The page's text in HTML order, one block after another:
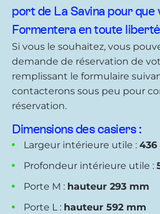
port de La Savina pour que
Formentera en toute
Si vous le souhaitez, vous
demande de réservation de
remplissant le formulaire
contacterons sous peu pour
réservation.
Dimensions des casiers :
Largeur intérieure utile : 436
Profondeur intérieure utile :
Porte M : hauteur 293 mm
Porte L : hauteur 592 mm